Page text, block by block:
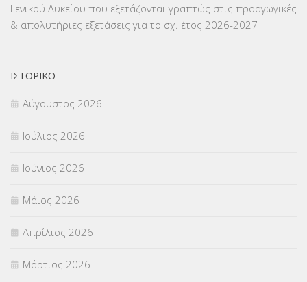
ΜΕΤΑΦΟΡΑ ΜΑΘΗΤΩΝ(3)
ΟΙΚΟΝΟΜΙΚΑ ΘΕΜΑΤΑ
Π.Ε.Κ. ΗΡΑΚΛΕΙΟΥ
ΠΑΝΕΛΛΑΔΙΚΕΣ ΕΞΕΤΑΣΕΙΣ
ΠΡΟΚΗΡΥΞΕΙΣ
ΣΕΜΙΝΑΡΙΑ – ΗΜΕΡΙΔΕΣ
ΣΕΠ(50)
ΣΤΕΛΕΧΗ (360)
Γενικού Λυκείου που εξετάζονται γραπτώς στις προαγωγικές
& απολυτήριες εξετάσεις για το σχ. έτος 2026-2027
ΙΣΤΟΡΙΚΌ
Αύγουστος 2026
Ιούλιος 2026
Ιούνιος 2026
Μάιος 2026
Απρίλιος 2026
Μάρτιος 2026